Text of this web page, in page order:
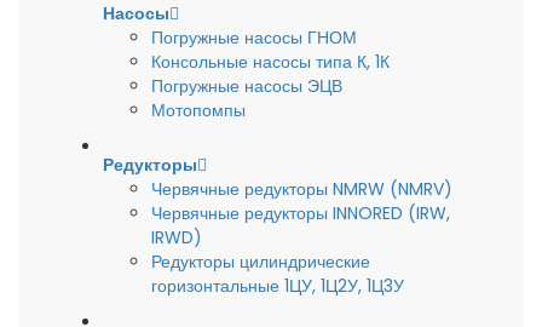
Насосы
Погружные насосы ГНОМ
Консольные насосы типа К, 1К
Погружные насосы ЭЦВ
Мотопомпы
Редукторы
Червячные редукторы NMRW (NMRV)
Червячные редукторы INNORED (IRW,
IRWD)
Редукторы цилиндрические
горизонтальные 1ЦУ, 1Ц2У, 1Ц3У